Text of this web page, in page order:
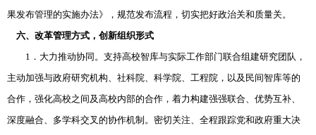
果发布管理的实施办法》，规范发布流程，切实把好政治关和质量关。
六、改革管理方式，创新组织形式
1．大力推动协同。支持高校智库与实际工作部门联合组建研究团队，
主动加强与政府研究机构、社科院、科学院、工程院，以及民间智库等的
合作，强化高校之间及高校内部的合作，着力构建强强联合、优势互补、
深度融合、多学科交叉的协作机制。密切关注、全程跟踪党和政府重大决